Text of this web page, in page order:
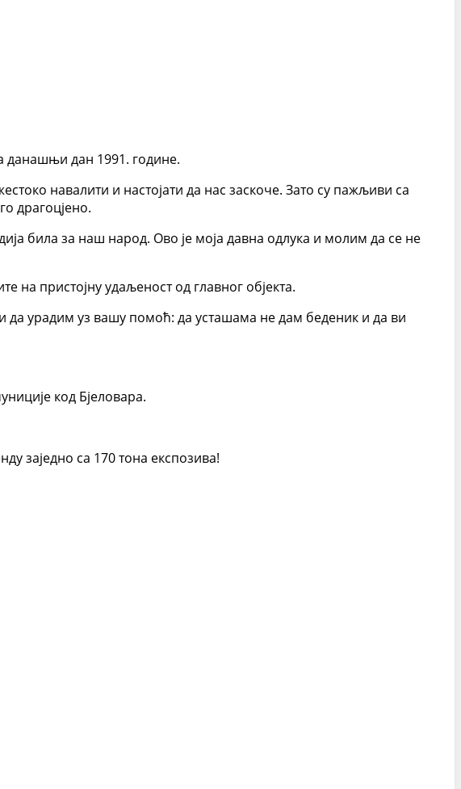
данашњи дан 1991. године.
навалити и настојати да нас заскоче. Зато су пажљиви са
драгоцјено.
била за наш народ. Ово је моја давна одлука и молим да се не
на пристојну удаљеност од главног објекта.
да урадим уз вашу помоћ: да усташама не дам беденик и да ви
код Бјеловара.
заједно са 170 тона експозива!